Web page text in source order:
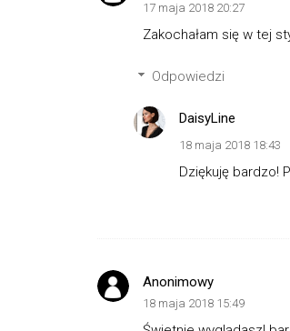
17 maja 2018 20:27
Zakochałam się w tej
Odpowiedzi
DaisyLine
18 maja 2018 18:43
Dziękuję bardzo!
Anonimowy
18 maja 2018 15:49